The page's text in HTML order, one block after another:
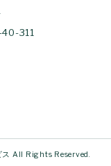
311
All Rights Reserved.